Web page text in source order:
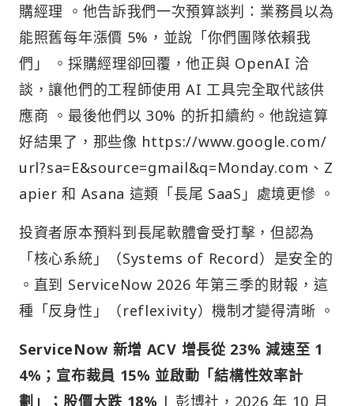
購經理 。他告訴我們一次預算談判：業務員以為
能照舊每年漲價 5%，並說「你們團隊依賴我
們」 。採購經理卻回覆，他正與 OpenAI 洽
談，讓他們的工程師使用 AI 工具完全取代該供
應商 。最後他們以 30% 的折扣續約。他說這算
好結果了，那些像 https://www.google.com/
url?sa=E&source=gmail&q=Monday.com、Z
apier 和 Asana 這類「長尾 SaaS」處境更慘 。
投資者原本預料到長尾軟體會受打擊，但認為
「核心系統」（Systems of Record）是安全的
。直到 ServiceNow 2026 年第三季的財報，這
種「反身性」（reflexivity）機制才變得清晰 。
ServiceNow 新增 ACV 增長從 23% 減速至 1
4%；宣布裁員 15% 並啟動「結構性效率計
劃」；股價大跌 18% | 彭博社，2026 年 10 月